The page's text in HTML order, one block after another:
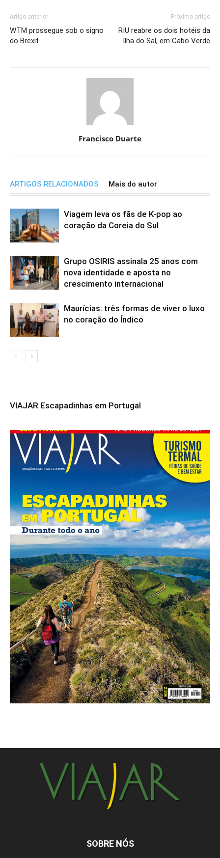
Artigo anterior
WTM prossegue sob o signo
do Brexit
Próximo artigo
RIU reabre os dois hotéis da
Ilha do Sal, em Cabo Verde
Francisco Duarte
ARTIGOS RELACIONADOS Mais do autor
Viagem leva os fãs de K-pop ao
coração da Coreia do Sul
Grupo OSIRIS assinala 25 anos com
nova identidade e aposta no
crescimento internacional
Maurícias: três formas de viver o luxo
no coração do Índico
VIAJAR Escapadinhas em Portugal
SOBRE NÓS